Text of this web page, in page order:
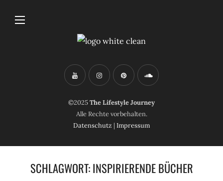
©2025The Lifestyle Journey
Alle Rechte vorbehalten.
Datenschutz | Impressum
SCHLAGWORT:INSPIRIERENDE BÜCHER